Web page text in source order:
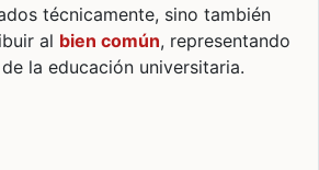
técnicamente, sino también
al bien común, representando
la educación universitaria.